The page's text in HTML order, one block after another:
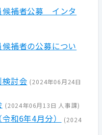
候補者公募 インタ
補者の公募につい
討会 (2024年06月24日
(2024年06月13日 人事課)
和6年4月分） (2024